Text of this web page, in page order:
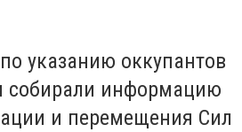
указанию оккупантов
собирали информацию
и перемещения Сил